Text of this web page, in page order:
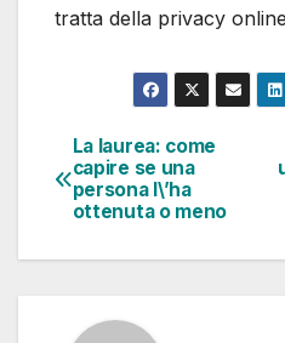
tratta della privacy
Navigazione
articoli
La laurea: come
capire se una
persona l\’ha
ottenuta o meno